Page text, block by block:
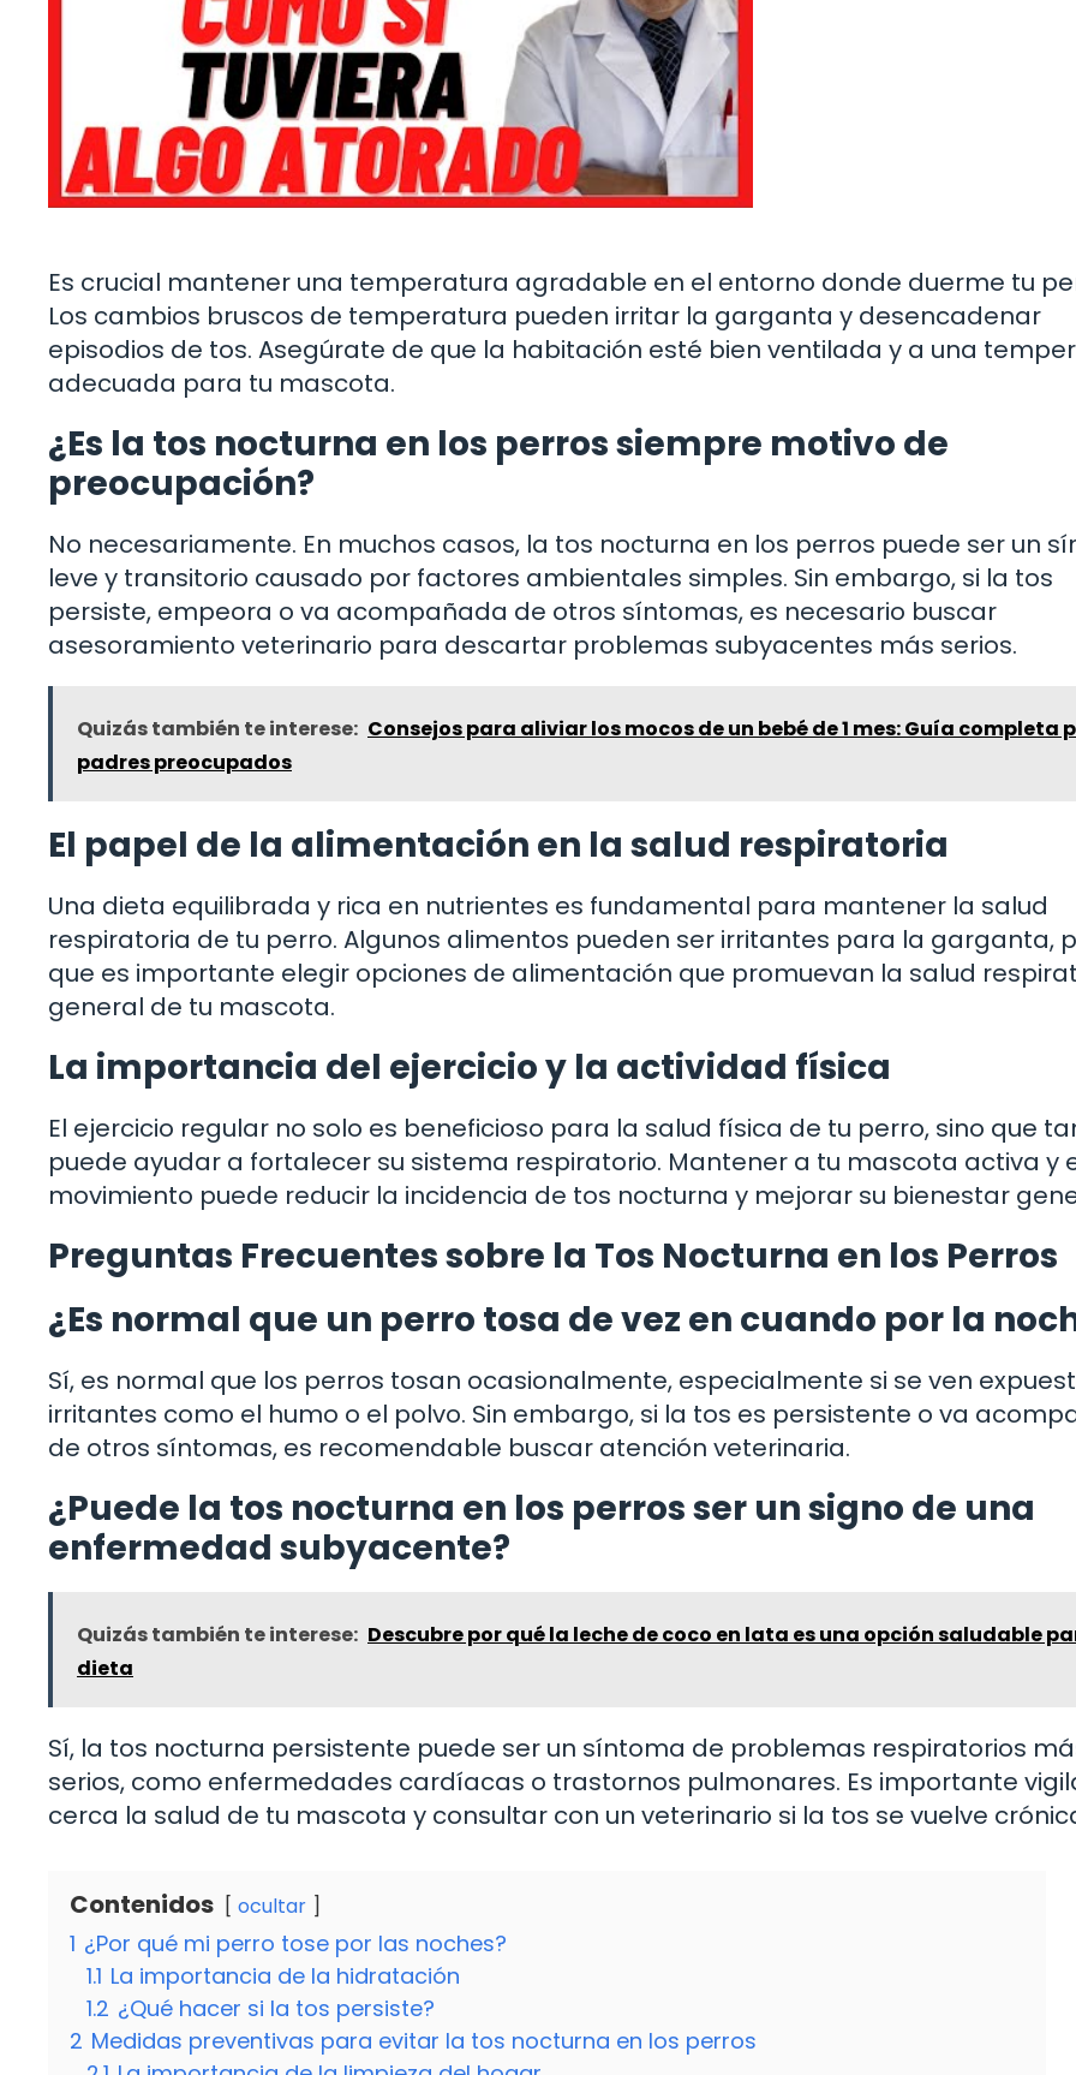
Es crucial mantener una temperatura agradable en el entorno donde duerme tu
Los cambios bruscos de temperatura pueden irritar la garganta y desencadenar
episodios de tos. Asegúrate de que la habitación esté bien ventilada y a una
adecuada para tu mascota.
¿Es la tos nocturna en los perros siempre motivo de
preocupación?
No necesariamente. En muchos casos, la tos nocturna en los perros puede ser un
leve y transitorio causado por factores ambientales simples. Sin embargo, si la tos
persiste, empeora o va acompañada de otros síntomas, es necesario buscar
asesoramiento veterinario para descartar problemas subyacentes más serios.
Quizás también te interese: Consejos para aliviar los mocos de un bebé de 1 mes: Guía completa
padres preocupados
El papel de la alimentación en la salud respiratoria
Una dieta equilibrada y rica en nutrientes es fundamental para mantener la salud
respiratoria de tu perro. Algunos alimentos pueden ser irritantes para la garganta,
que es importante elegir opciones de alimentación que promuevan la salud
general de tu mascota.
La importancia del ejercicio y la actividad física
El ejercicio regular no solo es beneficioso para la salud física de tu perro, sino que
puede ayudar a fortalecer su sistema respiratorio. Mantener a tu mascota activa y
movimiento puede reducir la incidencia de tos nocturna y mejorar su bienestar
Preguntas Frecuentes sobre la Tos Nocturna en los Perros
¿Es normal que un perro tosa de vez en cuando por la
Sí, es normal que los perros tosan ocasionalmente, especialmente si se ven
irritantes como el humo o el polvo. Sin embargo, si la tos es persistente o va
de otros síntomas, es recomendable buscar atención veterinaria.
¿Puede la tos nocturna en los perros ser un signo de una
enfermedad subyacente?
Quizás también te interese: Descubre por qué la leche de coco en lata es una opción saludable
dieta
Sí, la tos nocturna persistente puede ser un síntoma de problemas respiratorios
serios, como enfermedades cardíacas o trastornos pulmonares. Es importante
cerca la salud de tu mascota y consultar con un veterinario si la tos se vuelve
Contenidos ocultar
1 ¿Por qué mi perro tose por las noches?
1.1 La importancia de la hidratación
1.2 ¿Qué hacer si la tos persiste?
2 Medidas preventivas para evitar la tos nocturna en los perros